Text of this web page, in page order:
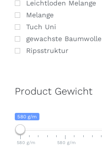
Leichtloden Melange
Melange
Tuch Uni
gewachste Baumwolle
Ripsstruktur
Product Gewicht
580 g/m
580 g/m 580 g/m